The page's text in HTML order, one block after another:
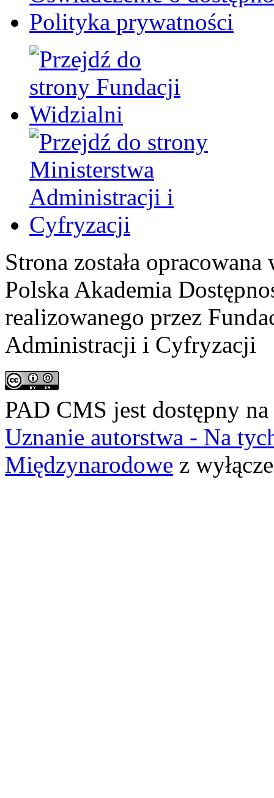
Polityka prywatności
Strona została
Polska Akademia
realizowanego przez
Administracji i Cyfryzacji
PAD CMS jest dostępny na
Uznanie autorstwa - Na
Międzynarodowe z